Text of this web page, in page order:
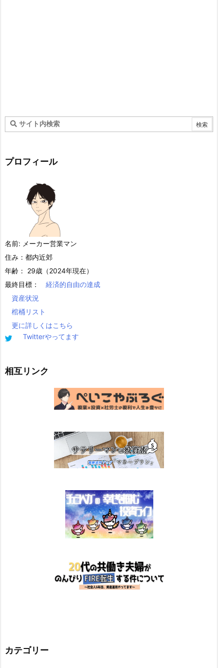
プロフィール
名前: メーカー営業マン
住み：都内近郊
年齢： 29歳（2024年現在）
最終目標：
経済的自由の達成
資産状況
棺桶リスト
更に詳しくはこちら
Twitterやってます
相互リンク
カテゴリー